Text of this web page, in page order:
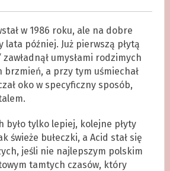
w 1986 roku, ale na dobre
lata później. Już pierwszą płytą
zawładnął umysłami rodzimych
brzmień, a przy tym uśmiechał
oko w specyficzny sposób,
było tylko lepiej, kolejne płyty
świeże bułeczki, a Acid stał się
jeśli nie najlepszym polskim
tamtych czasów, który